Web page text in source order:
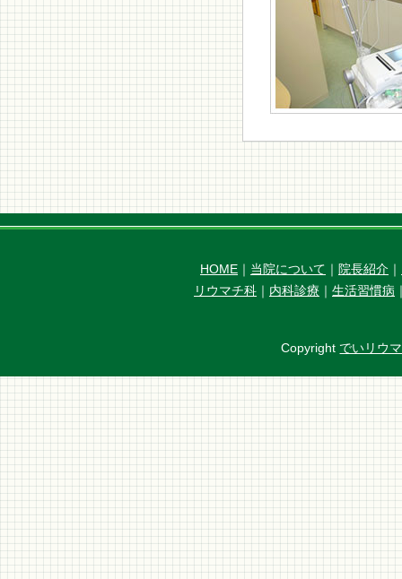
HOME ｜ 当院について ｜ 院長紹介 ｜
リウマチ科 ｜ 内科診療 ｜ 生活習慣病
Copyright でいリウ